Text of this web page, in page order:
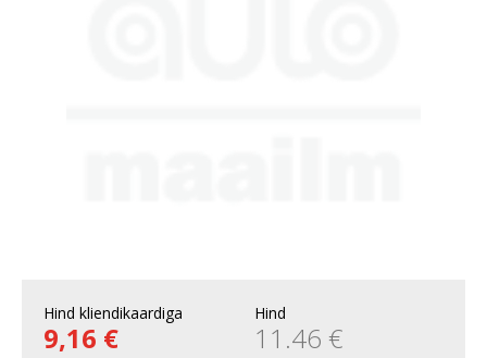
Hind kliendikaardiga
9,16 €
Hind
11.46 €